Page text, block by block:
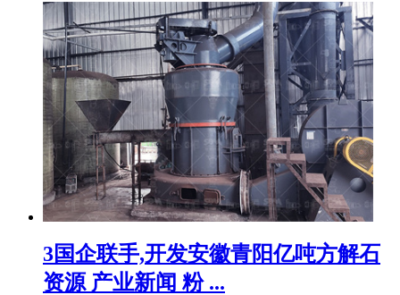
3国企联手,开发安徽青阳亿吨方解石
资源 产业新闻 粉 ...